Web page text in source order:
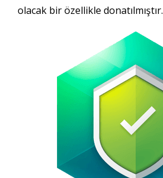
olacak bir özellikle donatılmıştır.